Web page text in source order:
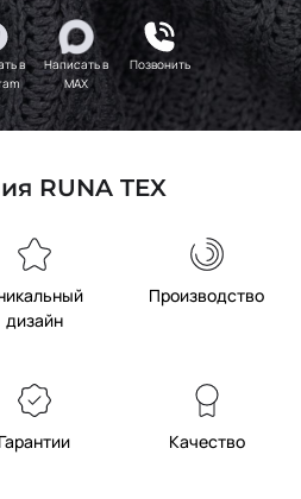
в
Написать в
MAX
Позвонить
RUNA TEX
дизайн
Производство
Гарантии Качество